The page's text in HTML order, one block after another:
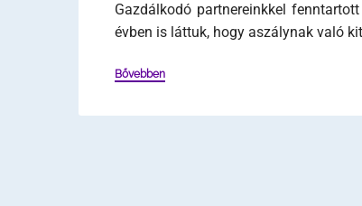
Gazdálkodó partnereinkkel
évben is láttuk, hogy aszálynak való
Bővebben